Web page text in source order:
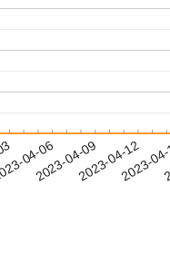
04-06
2023-04-092023-04-12
2023-